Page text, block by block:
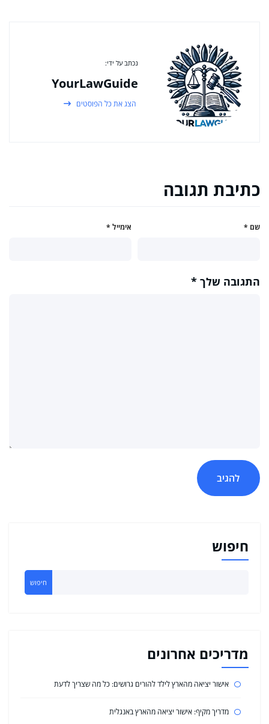
נכתב על ידי:
YourLawGuide
הצג את כל הפוסטים
כתיבת תגובה
שם * אימייל *
התגובה שלך *
חיפוש
חיפוש
מדריכים אחרונים
אישור יציאה מהארץ לילד להורים גרושים: כל מה שצריך לדעת
מדריך מקיף: אישור יציאה מהארץ באנגלית